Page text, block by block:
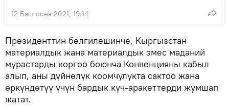
12 Баш оона 2021, 19:14
Президенттин белгилешинче, Кыргызстан
материалдык жана материалдык эмес маданий
мурастарды коргоо боюнча Конвенцияны кабыл
алып, аны дүйнөлүк коомчулукта сактоо жана
өркүндөтүү үчүн бардык күч-аракеттерди жумшап
жатат.